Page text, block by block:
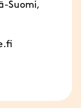
Suomi,